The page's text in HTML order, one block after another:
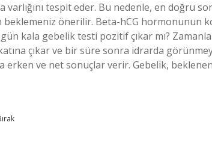
tespit eder. Bu nedenle, en doğru
önerilir. Beta-hCG hormonunun
kala gebelik testi pozitif çıkar mı?
çıkar ve bir süre sonra idrarda
erken ve net sonuçlar verir. Gebelik,